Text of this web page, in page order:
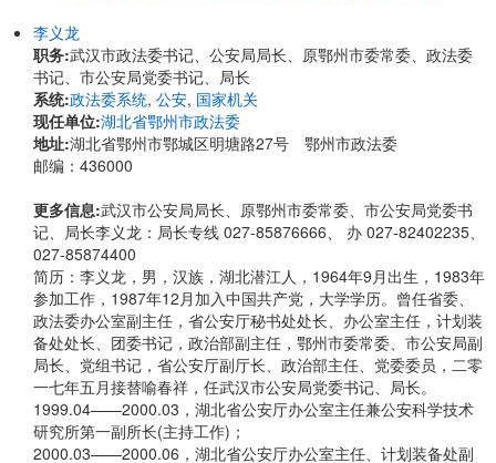
李义龙
职务:武汉市政法委书记、公安局局长、原鄂州市委常委、政法委
书记、市公安局党委书记、局长
系统:政法委系统, 公安, 国家机关
现任单位:湖北省鄂州市政法委
地址:湖北省鄂州市鄂城区明塘路27号 鄂州市政法委
邮编：436000
更多信息:武汉市公安局局长、原鄂州市委常委、市公安局党委书
记、局长李义龙：局长专线 027-85876666、 办 027-82402235、
027-85874400
简历：李义龙，男，汉族，湖北潜江人，1964年9月出生，1983年
参加工作，1987年12月加入中国共产党，大学学历。曾任省委、
政法委办公室副主任，省公安厅秘书处处长、办公室主任，计划装
备处处长、团委书记，政治部副主任，鄂州市委常委、市公安局副
局长、党组书记，省公安厅副厅长、政治部主任、党委委员，二零
一七年五月接替喻春祥，任武汉市公安局党委书记、局长。
1999.04——2000.03，湖北省公安厅办公室主任兼公安科学技术
研究所第一副所长(主持工作)；
2000.03——2000.06，湖北省公安厅办公室主任、计划装备处副